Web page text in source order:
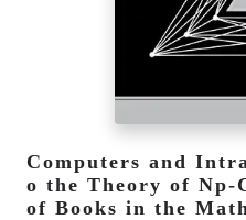
Computers and
o the Theory of Np-
of Books in the